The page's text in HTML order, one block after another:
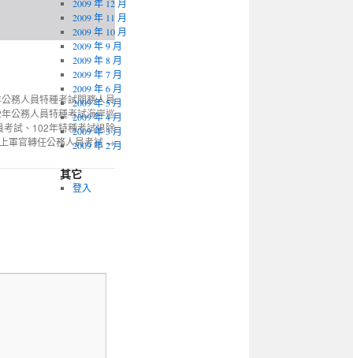
務人員特種考試關務人員
公務人員特種考試海岸巡
試、102年特種考試退除
軍官轉任公務人員考試→
2009 年 12 月
2009 年 11 月
2009 年 10 月
2009 年 9 月
2009 年 8 月
2009 年 7 月
2009 年 6 月
2009 年 5 月
2009 年 4 月
2009 年 3 月
2009 年 2 月
其它
登入